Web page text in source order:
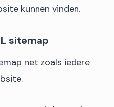
kunnen vinden.
sitemap
net zoals iedere